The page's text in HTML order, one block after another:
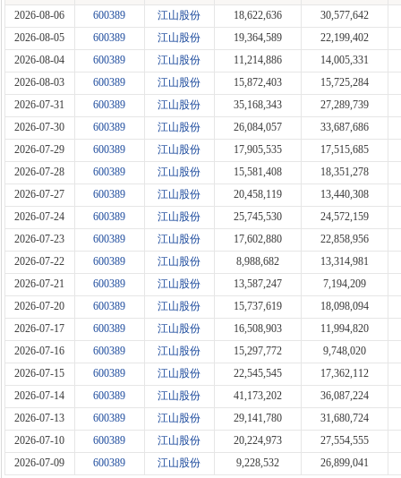
2026-08-06
600389 江山股份 18,622,636
30,577,642
2026-08-05
600389 江山股份 19,364,589
22,199,402
2026-08-04
600389 江山股份 11,214,886
14,005,331
2026-08-03
600389 江山股份 15,872,403
15,725,284
2026-07-31
600389 江山股份 35,168,343
27,289,739
2026-07-30
600389 江山股份 26,084,057
33,687,686
2026-07-29
600389 江山股份 17,905,535
17,515,685
2026-07-28
600389 江山股份 15,581,408
18,351,278
2026-07-27
600389 江山股份 20,458,119
13,440,308
2026-07-24
600389 江山股份 25,745,530
24,572,159
2026-07-23
600389 江山股份 17,602,880
22,858,956
2026-07-22
600389 江山股份 8,988,682
13,314,981
2026-07-21
600389 江山股份 13,587,247
7,194,209
2026-07-20
600389 江山股份 15,737,619
18,098,094
2026-07-17
600389 江山股份 16,508,903
11,994,820
2026-07-16
600389 江山股份 15,297,772
9,748,020
2026-07-15
600389 江山股份 22,545,545
17,362,112
2026-07-14
600389 江山股份 41,173,202
36,087,224
2026-07-13
600389 江山股份 29,141,780
31,680,724
2026-07-10
600389 江山股份 20,224,973
27,554,555
2026-07-09
600389 江山股份 9,228,532 26,899,041